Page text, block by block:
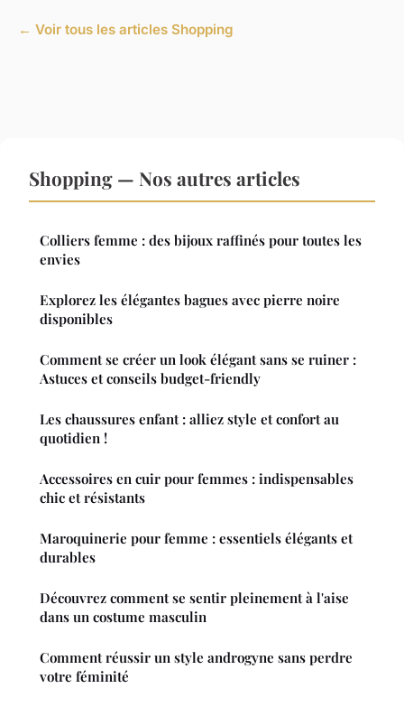
← Voir tous les articles Shopping
Shopping — Nos autres articles
Colliers femme : des bijoux raffinés pour toutes les
envies
Explorez les élégantes bagues avec pierre noire
disponibles
Comment se créer un look élégant sans se ruiner :
Astuces et conseils budget-friendly
Les chaussures enfant : alliez style et confort au
quotidien !
Accessoires en cuir pour femmes : indispensables
chic et résistants
Maroquinerie pour femme : essentiels élégants et
durables
Découvrez comment se sentir pleinement à l'aise
dans un costume masculin
Comment réussir un style androgyne sans perdre
votre féminité